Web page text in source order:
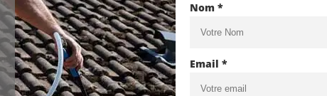
Nom *
Email *